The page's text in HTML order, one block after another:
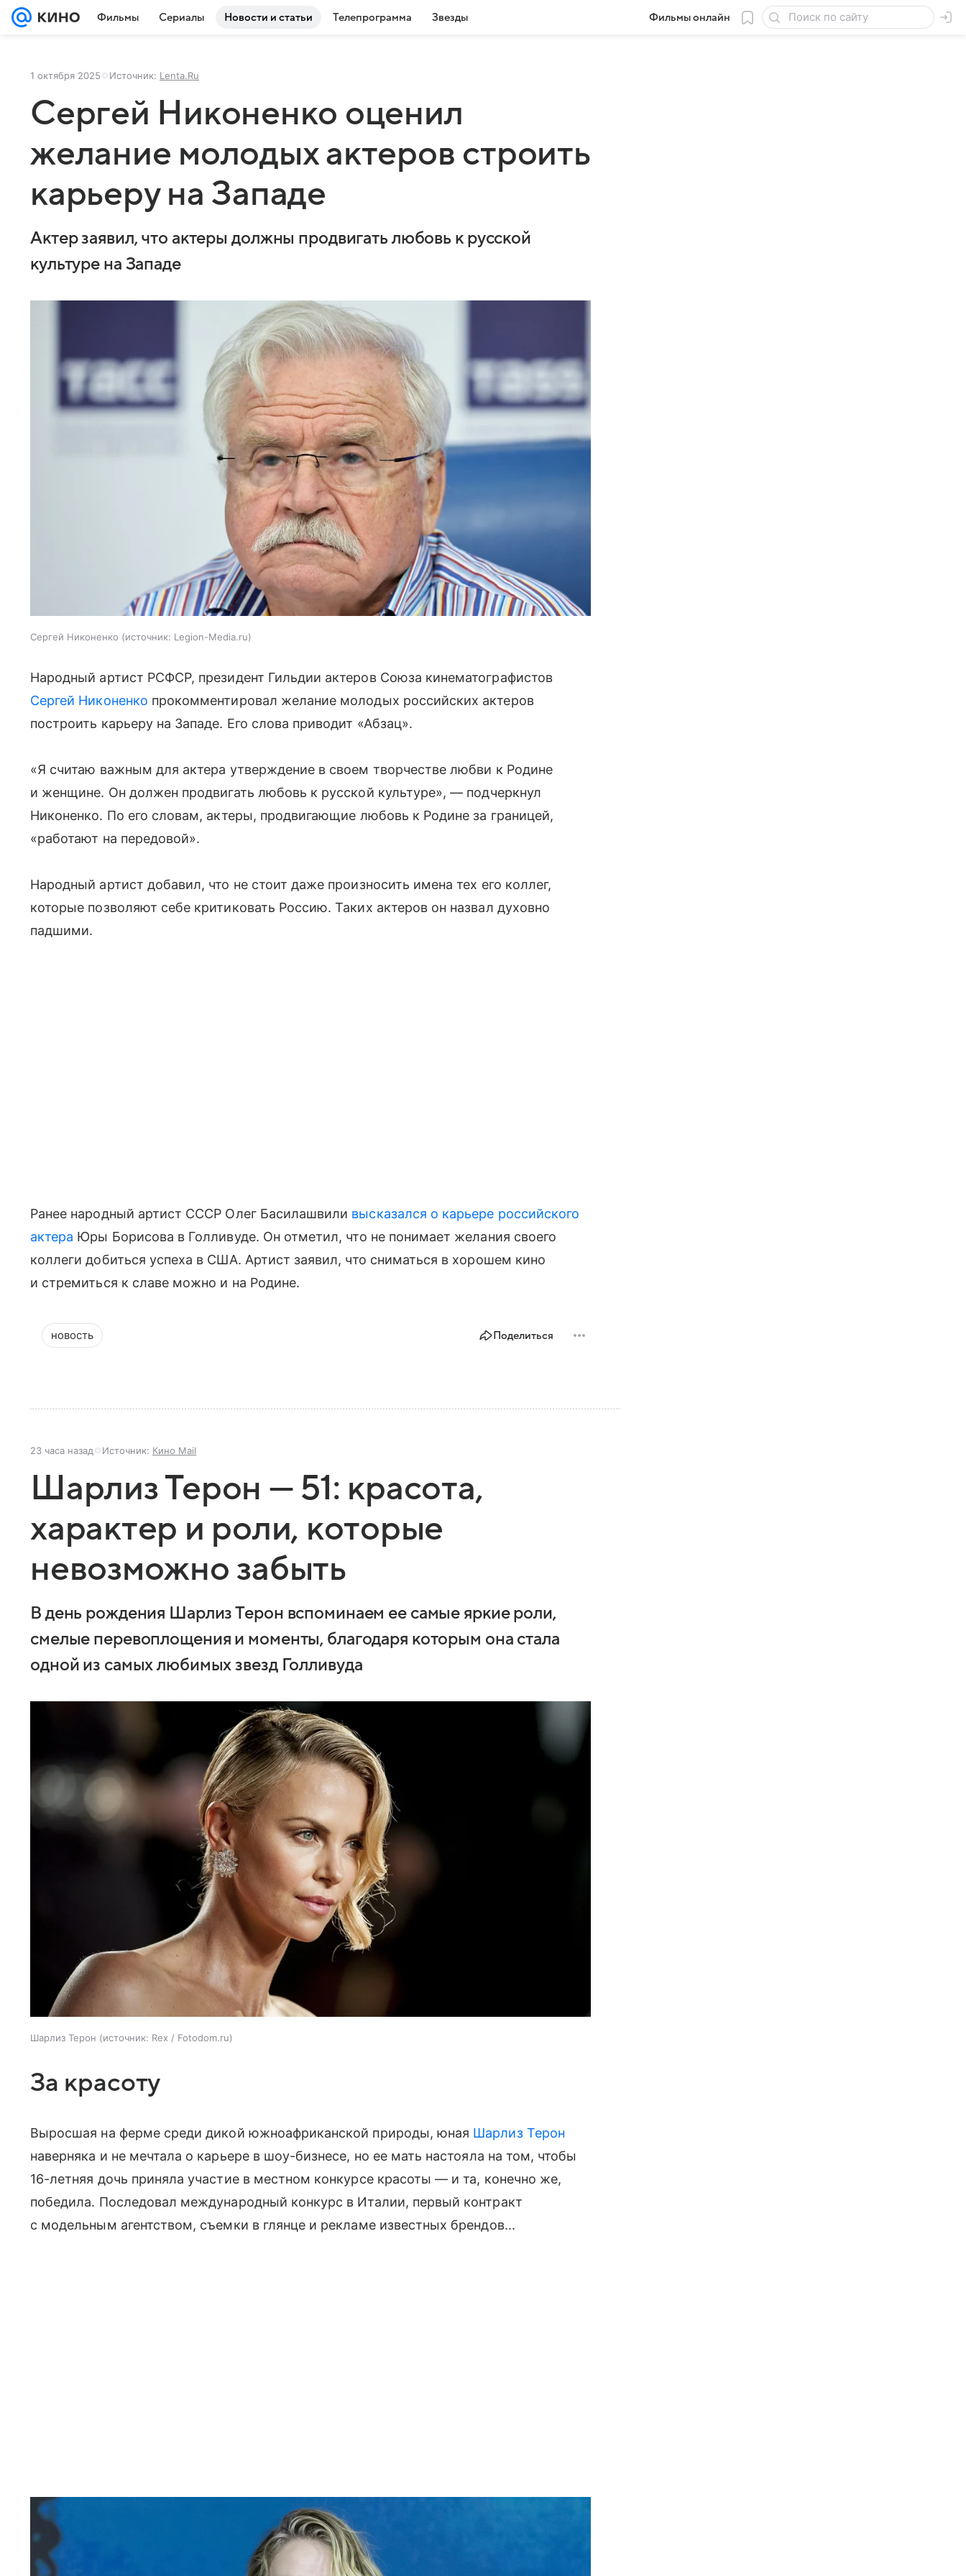
Фильмы Сериалы Новости и статьи Телепрограмма Звезды Фильмы онлайн
1 октября 2025 Источник: Lenta.Ru
Сергей Никоненко оценил
желание молодых актеров строить
карьеру на Западе
Актер заявил, что актеры должны продвигать любовь к русской
культуре на Западе
Сергей Никоненко источник: Legion-Media.ru
Народный артист РСФСР, президент Гильдии актеров Союза кинематографистов
Сергей Никоненко прокомментировал желание молодых российских актеров
построить карьеру на Западе. Его слова приводит «Абзац».
«Я считаю важным для актера утверждение в своем творчестве любви к Родине
и женщине. Он должен продвигать любовь к русской культуре», — подчеркнул
Никоненко. По его словам, актеры, продвигающие любовь к Родине за границей,
«работают на передовой».
Народный артист добавил, что не стоит даже произносить имена тех его коллег,
которые позволяют себе критиковать Россию. Таких актеров он назвал духовно
падшими.
Ранее народный артист СССР Олег Басилашвили высказался о карьере российского
актера Юры Борисова в Голливуде. Он отметил, что не понимает желания своего
коллеги добиться успеха в США. Артист заявил, что сниматься в хорошем кино
и стремиться к славе можно и на Родине.
новость Поделиться
23 часа назад Источник: Кино Mail
Шарлиз Терон — 51: красота,
характер и роли, которые
невозможно забыть
В день рождения Шарлиз Терон вспоминаем ее самые яркие роли,
смелые перевоплощения и моменты, благодаря которым она стала
одной из самых любимых звезд Голливуда
Шарлиз Терон источник: Rex / Fotodom.ru
За красоту
Выросшая на ферме среди дикой южноафриканской природы, юная Шарлиз Терон
наверняка и не мечтала о карьере в шоу-бизнесе, но ее мать настояла на том, чтобы
16-летняя дочь приняла участие в местном конкурсе красоты — и та, конечно же,
победила. Последовал международный конкурс в Италии, первый контракт
с модельным агентством, съемки в глянце и рекламе известных брендов...